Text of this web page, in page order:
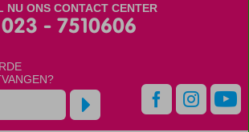
NU ONS CONTACT CENTER
023 - 7510606